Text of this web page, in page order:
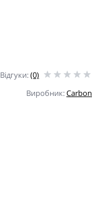
Відгуки:(0)
Виробник:Carbon